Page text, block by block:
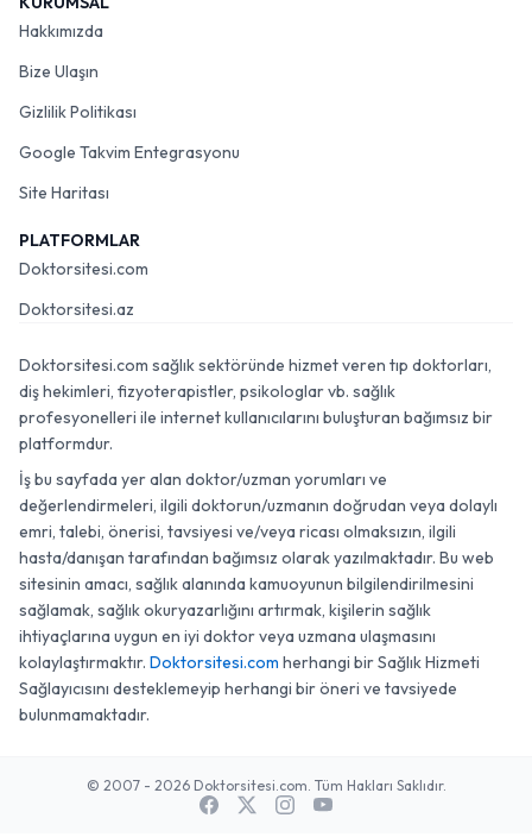
Hakkımızda
Bize Ulaşın
Gizlilik Politikası
Google Takvim Entegrasyonu
Site Haritası
PLATFORMLAR
Doktorsitesi.com
Doktorsitesi.az
Doktorsitesi.com sağlık sektöründe hizmet veren tıp doktorları,
diş hekimleri, fizyoterapistler, psikologlar vb. sağlık
profesyonelleri ile internet kullanıcılarını buluşturan bağımsız bir
platformdur.
İş bu sayfada yer alan doktor/uzman yorumları ve
değerlendirmeleri, ilgili doktorun/uzmanın doğrudan veya dolaylı
emri, talebi, önerisi, tavsiyesi ve/veya ricası olmaksızın, ilgili
hasta/danışan tarafından bağımsız olarak yazılmaktadır. Bu web
sitesinin amacı, sağlık alanında kamuoyunun bilgilendirilmesini
sağlamak, sağlık okuryazarlığını artırmak, kişilerin sağlık
ihtiyaçlarına uygun en iyi doktor veya uzmana ulaşmasını
kolaylaştırmaktır. Doktorsitesi.com herhangi bir Sağlık Hizmeti
Sağlayıcısını desteklemeyip herhangi bir öneri ve tavsiyede
bulunmamaktadır.
© 2007 - 2026 Doktorsitesi.com. Tüm Hakları Saklıdır.